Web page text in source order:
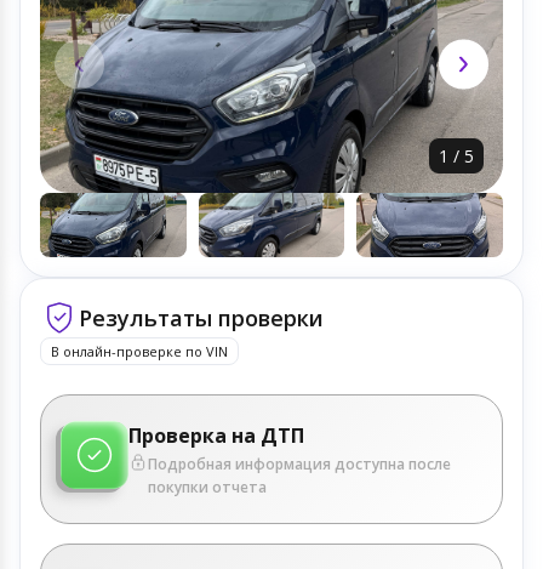
1 / 5
Результаты проверки
В онлайн-проверке по VIN
Проверка на ДТП
Подробная информация доступна после
покупки отчета